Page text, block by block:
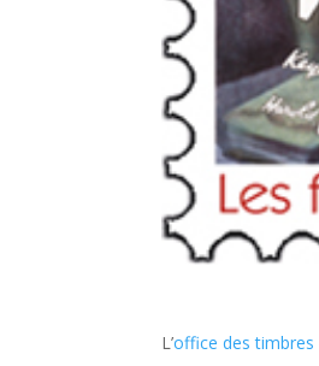
L’office des timbres